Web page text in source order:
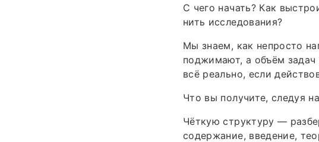
С чего начать? Как
нить исследования?
Мы знаем, как непросто
поджимают, а объём
всё реально, если
Что вы получите, следуя
Чёткую структуру —
содержание, введение,